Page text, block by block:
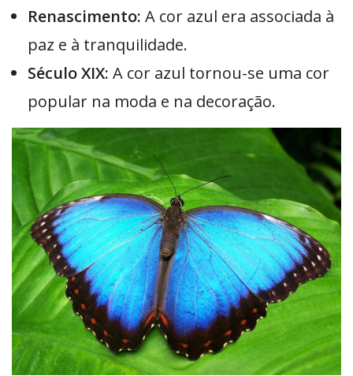
Renascimento: A cor azul era associada à
paz e à tranquilidade.
Século XIX: A cor azul tornou-se uma cor
popular na moda e na decoração.